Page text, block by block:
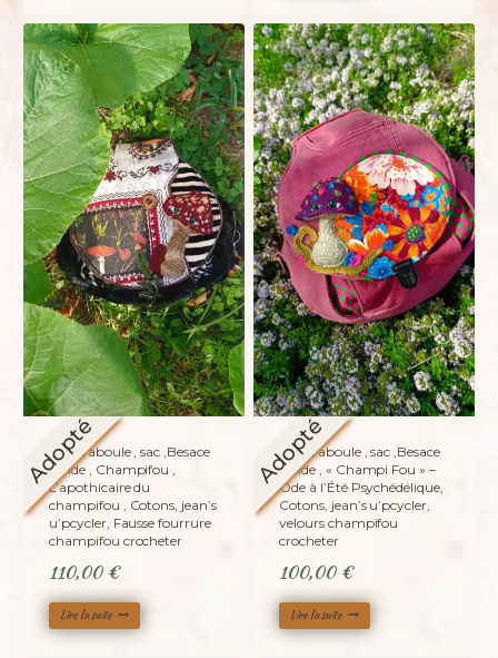
Adopté
La caraboule , sac ,Besace
ronde , Champifou ,
L’apothicaire du
champifou , Cotons, jean’s
u’pcycler, Fausse fourrure
champifou crocheter
110,00 €
Lire la suite
Adopté
La caraboule , sac ,Besace
ronde , « Champi Fou » –
Ode à l’Été Psychédélique,
Cotons, jean’s u’pcycler,
velours champifou
crocheter
100,00 €
Lire la suite